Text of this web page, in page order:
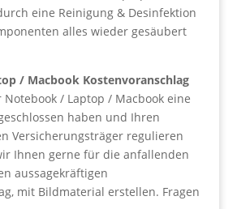
eine Reinigung & Desinfektion
alles wieder gesäubert
/ Macbook Kostenvoranschlag
/ Laptop / Macbook eine
haben und Ihren
Versicherungsträger regulieren
Ihnen gerne für die anfallenden
aussagekräftigen
mit Bildmaterial erstellen. Fragen